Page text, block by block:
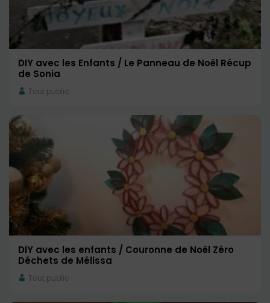
DIY avec les Enfants / Le Panneau de Noël Récup
de Sonia
Tout public
DIY avec les enfants / Couronne de Noël Zéro
Déchets de Mélissa
Tout public